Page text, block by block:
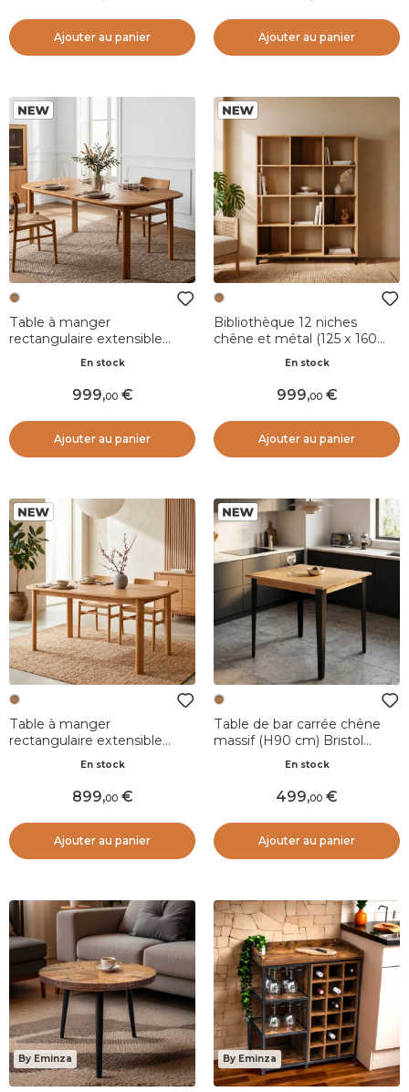
Ajouter au panier Ajouter au panier
Table à manger
rectangulaire extensible
avec rallonge chêne (200
cm) Oakland Naturel
En stock
999,00
Ajouter au panier
Bibliothèque 12 niches
chêne et métal (125 x 160
cm) Bristol Naturel
En stock
999,00
Ajouter au panier
Table à manger
rectangulaire extensible
avec rallonge chêne (160 cm)
Oakland Naturel
En stock
899,00
Ajouter au panier
Table de bar carrée chêne
massif (H90 cm) Bristol
En stock
499,00
Ajouter au panier
By Eminza By Eminza